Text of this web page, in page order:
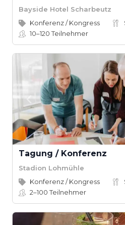
Bayside Hotel Scharbeutz
Konferenz / Kongress
10–120Teilnehmer
Tagung / Konferenz
Stadion Lohmühle
Konferenz / Kongress
2–100Teilnehmer